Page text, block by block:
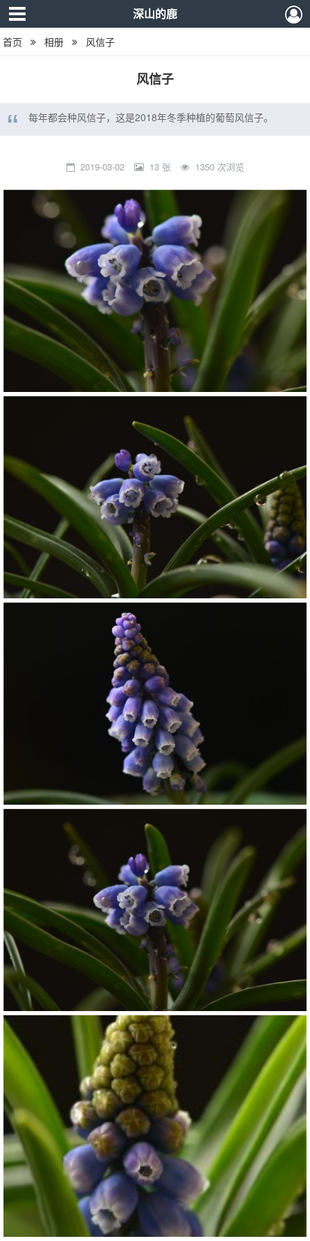
深山的鹿
首页 相册 风信子
风信子
每年都会种风信子，这是2018年冬季种植的葡萄风信子。
2019-03-02 13 张 1350 次浏览